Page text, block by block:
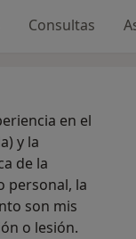
Consultas
en el
y la
de la
personal, la
son mis
o lesión.